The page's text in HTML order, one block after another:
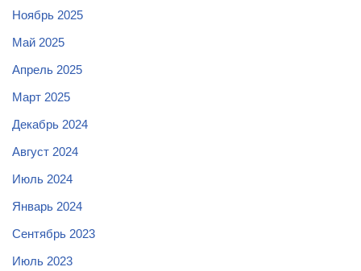
Ноябрь 2025
Май 2025
Апрель 2025
Март 2025
Декабрь 2024
Август 2024
Июль 2024
Январь 2024
Сентябрь 2023
Июль 2023